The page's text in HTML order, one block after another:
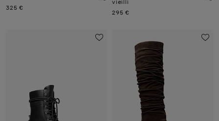
Prix actuel
325 €
Prix actuel
295 €